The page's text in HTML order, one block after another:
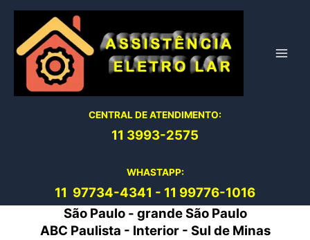
conteúdo
CENTRAL DE ATENDIMENTO:
11 3993-2575
WHASTAPP:
11 97734-4341 - 11 99776-1016
São Paulo - grande São Paulo
ABC Paulista - Interior - Sul de Minas